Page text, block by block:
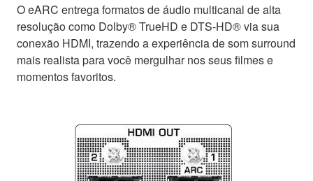
O eARC entrega formatos de áudio multicanal de alta
resolução como Dolby® TrueHD e DTS-HD® via sua
conexão HDMI, trazendo a experiência de som surround
mais realista para você mergulhar nos seus filmes e
momentos favoritos.